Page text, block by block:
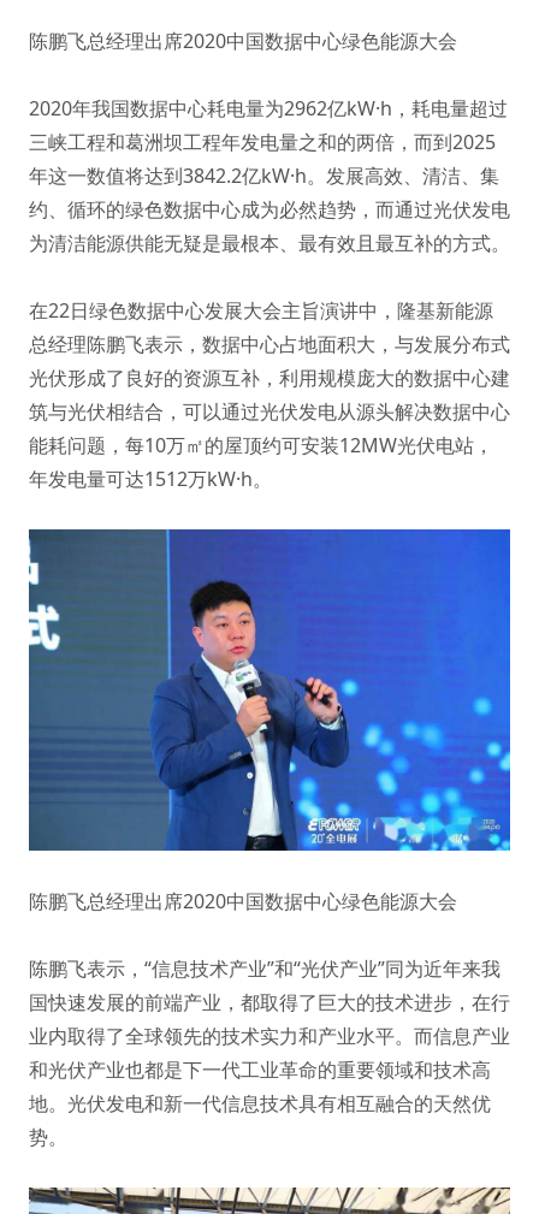
陈鹏飞总经理出席2020中国数据中心绿色能源大会
2020年我国数据中心耗电量为2962亿kW·h，耗电量超过
三峡工程和葛洲坝工程年发电量之和的两倍，而到2025
年这一数值将达到3842.2亿kW·h。发展高效、清洁、集
约、循环的绿色数据中心成为必然趋势，而通过光伏发电
为清洁能源供能无疑是最根本、最有效且最互补的方式。
在22日绿色数据中心发展大会主旨演讲中，隆基新能源
总经理陈鹏飞表示，数据中心占地面积大，与发展分布式
光伏形成了良好的资源互补，利用规模庞大的数据中心建
筑与光伏相结合，可以通过光伏发电从源头解决数据中心
能耗问题，每10万㎡的屋顶约可安装12MW光伏电站，
年发电量可达1512万kW·h。
陈鹏飞总经理出席2020中国数据中心绿色能源大会
陈鹏飞表示，“信息技术产业”和“光伏产业”同为近年来我
国快速发展的前端产业，都取得了巨大的技术进步，在行
业内取得了全球领先的技术实力和产业水平。而信息产业
和光伏产业也都是下一代工业革命的重要领域和技术高
地。光伏发电和新一代信息技术具有相互融合的天然优
势。